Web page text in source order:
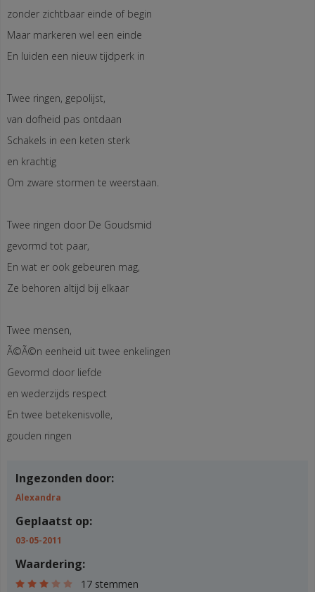
zonder zichtbaar einde of begin
Maar markeren wel een einde
En luiden een nieuw tijdperk in
Twee ringen, gepolijst,
van dofheid pas ontdaan
Schakels in een keten sterk
en krachtig
Om zware stormen te weerstaan.
Twee ringen door De Goudsmid
gevormd tot paar,
En wat er ook gebeuren mag,
Ze behoren altijd bij elkaar
Twee mensen,
Ã©Ã©n eenheid uit twee enkelingen
Gevormd door liefde
en wederzijds respect
En twee betekenisvolle,
gouden ringen
Ingezonden door:
Alexandra
Geplaatst op:
03-05-2011
Waardering:
17 stemmen